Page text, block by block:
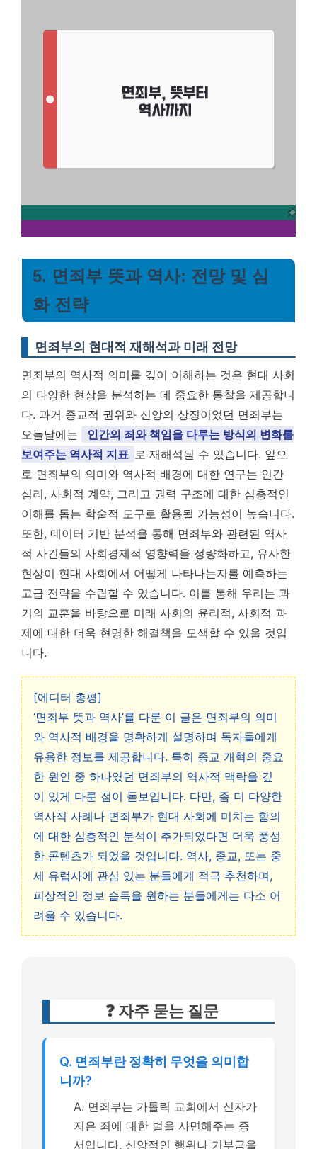
5. 면죄부 뜻과 역사: 전망 및 심
화 전략
면죄부의 현대적 재해석과 미래 전망
면죄부의 역사적 의미를 깊이 이해하는 것은 현대 사회
의 다양한 현상을 분석하는 데 중요한 통찰을 제공합니
다. 과거 종교적 권위와 신앙의 상징이었던 면죄부는
오늘날에는
인간의 죄와 책임을 다루는 방식의 변화를
보여주는 역사적 지표 로 재해석될 수 있습니다. 앞으
로 면죄부의 의미와 역사적 배경에 대한 연구는 인간
심리, 사회적 계약, 그리고 권력 구조에 대한 심층적인
이해를 돕는 학술적 도구로 활용될 가능성이 높습니다.
또한, 데이터 기반 분석을 통해 면죄부와 관련된 역사
적 사건들의 사회경제적 영향력을 정량화하고, 유사한
현상이 현대 사회에서 어떻게 나타나는지를 예측하는
고급 전략을 수립할 수 있습니다. 이를 통해 우리는 과
거의 교훈을 바탕으로 미래 사회의 윤리적, 사회적 과
제에 대한 더욱 현명한 해결책을 모색할 수 있을 것입
니다.
[에디터 총평]
‘면죄부 뜻과 역사’를 다룬 이 글은 면죄부의 의미
와 역사적 배경을 명확하게 설명하며 독자들에게
유용한 정보를 제공합니다. 특히 종교 개혁의 중요
한 원인 중 하나였던 면죄부의 역사적 맥락을 깊
이 있게 다룬 점이 돋보입니다. 다만, 좀 더 다양한
역사적 사례나 면죄부가 현대 사회에 미치는 함의
에 대한 심층적인 분석이 추가되었다면 더욱 풍성
한 콘텐츠가 되었을 것입니다. 역사, 종교, 또는 중
세 유럽사에 관심 있는 분들에게 적극 추천하며,
피상적인 정보 습득을 원하는 분들에게는 다소 어
려울 수 있습니다.
❓ 자주 묻는 질문
Q. 면죄부란 정확히 무엇을 의미합
니까?
A. 면죄부는 가톨릭 교회에서 신자가
지은 죄에 대한 벌을 사면해주는 증
서입니다. 신앙적인 행위나 기부금을